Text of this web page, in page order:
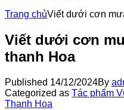
Trang chủViết dưới cơn
Viết dưới cơn
thanh Hoa
Published 14/12/2024By
Categorized as Tác phẩm
Thanh Hoa